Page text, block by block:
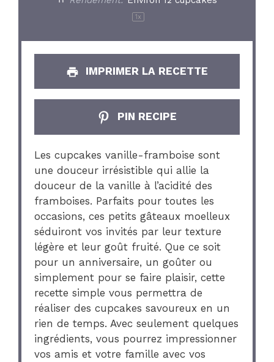
1x
IMPRIMER LA RECETTE
PIN RECIPE
Les cupcakes vanille-framboise sont
une douceur irrésistible qui allie la
douceur de la vanille à l’acidité des
framboises. Parfaits pour toutes les
occasions, ces petits gâteaux moelleux
séduiront vos invités par leur texture
légère et leur goût fruité. Que ce soit
pour un anniversaire, un goûter ou
simplement pour se faire plaisir, cette
recette simple vous permettra de
réaliser des cupcakes savoureux en un
rien de temps. Avec seulement quelques
ingrédients, vous pourrez impressionner
vos amis et votre famille avec vos